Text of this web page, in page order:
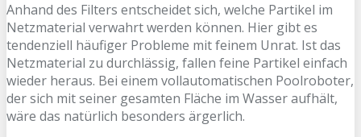
Anhand des Filters entscheidet sich, welche Partikel im
Netzmaterial verwahrt werden können. Hier gibt es
tendenziell häufiger Probleme mit feinem Unrat. Ist das
Netzmaterial zu durchlässig, fallen feine Partikel einfach
wieder heraus. Bei einem vollautomatischen Poolroboter,
der sich mit seiner gesamten Fläche im Wasser aufhält,
wäre das natürlich besonders ärgerlich.